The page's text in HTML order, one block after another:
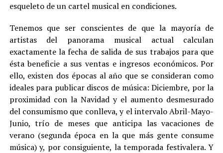
esqueleto de un cartel musical en condiciones.
Tenemos que ser conscientes de que la mayoría de
artistas del panorama musical actual calculan
exactamente la fecha de salida de sus trabajos para que
ésta beneficie a sus ventas e ingresos económicos. Por
ello, existen dos épocas al año que se consideran como
ideales para publicar discos de música: Diciembre, por la
proximidad con la Navidad y el aumento desmesurado
del consumismo que conlleva, y el intervalo Abril-Mayo-
Junio, trío de meses que anticipa las vacaciones de
verano (segunda época en la que más gente consume
música) y, por consiguiente, la temporada festivalera. Y